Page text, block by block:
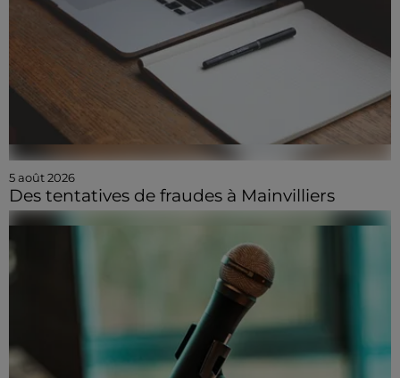
5 août 2026
Des tentatives de fraudes à Mainvilliers